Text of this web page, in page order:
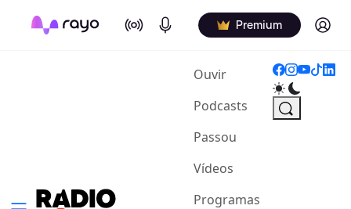
On Air Podcasts Premium Log in
Ouvir(current)
Podcasts
Passou
Vídeos
Programas